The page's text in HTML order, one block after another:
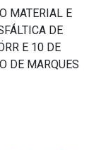
MATERIAL E
DE
E 10 DE
DE MARQUES